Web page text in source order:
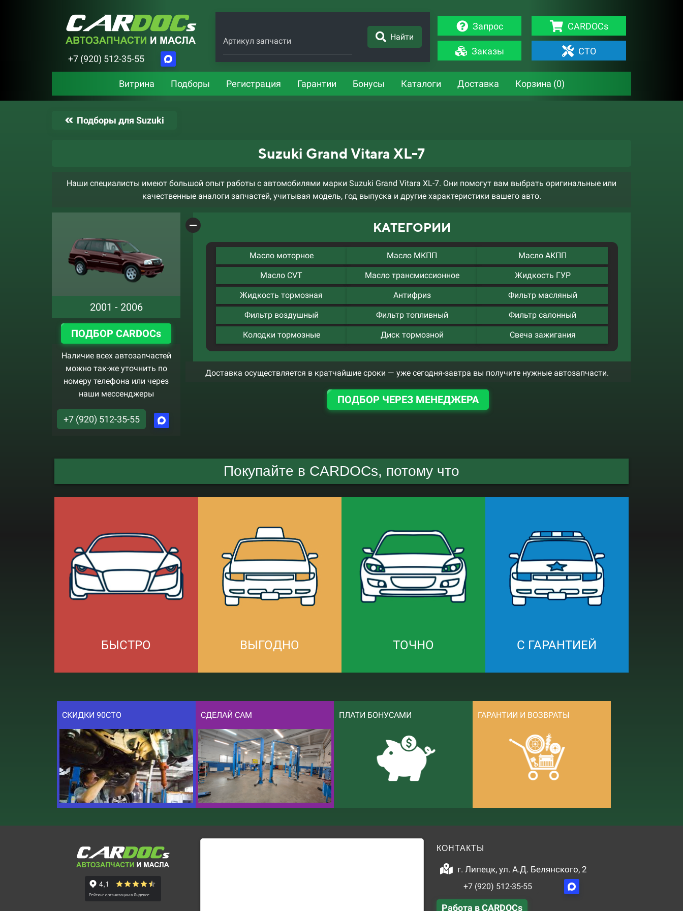
+7 (920) 512-35-55
Артикул запчасти Найти
Запрос
Заказы
CARDOCs
СТО
Витрина Подборы Регистрация Гарантии Бонусы Каталоги Доставка Корзина (0)
Подборы для Suzuki
Suzuki Grand Vitara XL-7
Наши специалисты имеют большой опыт работы с автомобилями марки Suzuki Grand Vitara XL-7. Они помогут вам выбрать оригинальные или
качественные аналоги запчастей, учитывая модель, год выпуска и другие характеристики вашего авто.
2001 - 2006
ПОДБОР CARDOCs
Наличие всех автозапчастей
можно так-же уточнить по
номеру телефона или через
наши мессенджеры
+7 (920) 512-35-55
КАТЕГОРИИ
Масло моторное Масло МКПП Масло АКПП
Масло CVT Масло трансмиссионное Жидкость ГУР
Жидкость тормозная Антифриз Фильтр масляный
Фильтр воздушный Фильтр топливный Фильтр салонный
Колодки тормозные Диск тормозной Свеча зажигания
Доставка осуществляется в кратчайшие сроки — уже сегодня-завтра вы получите нужные автозапчасти.
ПОДБОР ЧЕРЕЗ МЕНЕДЖЕРА
Покупайте в CARDOCs, потому что
БЫСТРО ВЫГОДНО ТОЧНО С ГАРАНТИЕЙ
СКИДКИ 90СТО СДЕЛАЙ САМ ПЛАТИ БОНУСАМИ ГАРАНТИИ И ВОЗВРАТЫ
КОНТАКТЫ
г. Липецк, ул. А.Д. Белянского, 2
+7 (920) 512-35-55
Работа в CARDOCs